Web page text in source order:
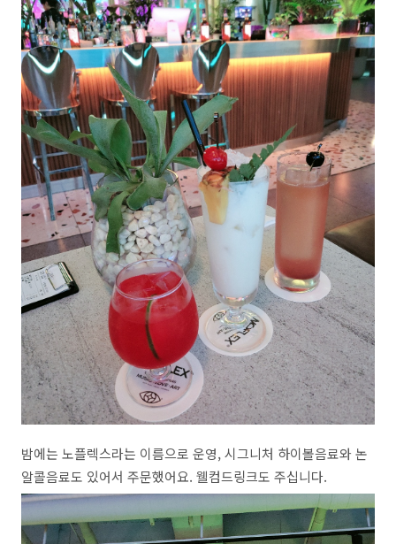
밤에는 노플렉스라는 이름으로 운영, 시그니처 하이볼음료와 논
알콜음료도 있어서 주문했어요. 웰컴드링크도 주십니다.